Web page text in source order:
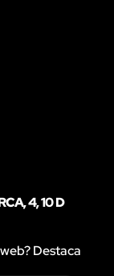
4, 10 D
Destaca